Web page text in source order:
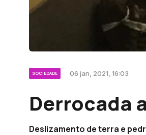
SOCIEDADE 06 jan, 2021, 16:03
Derrocada
Deslizamento de terra e